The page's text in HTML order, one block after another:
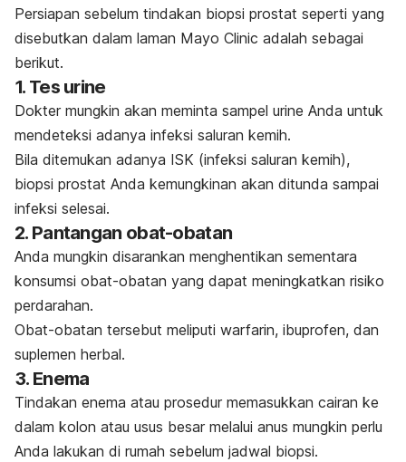
Persiapan sebelum tindakan biopsi prostat seperti yang
disebutkan dalam laman Mayo Clinic adalah sebagai
berikut.
1. Tes urine
Dokter mungkin akan meminta sampel urine Anda untuk
mendeteksi adanya infeksi saluran kemih.
Bila ditemukan adanya ISK (infeksi saluran kemih),
biopsi prostat Anda kemungkinan akan ditunda sampai
infeksi selesai.
2. Pantangan obat-obatan
Anda mungkin disarankan menghentikan sementara
konsumsi obat-obatan yang dapat meningkatkan risiko
perdarahan.
Obat-obatan tersebut meliputi warfarin, ibuprofen, dan
suplemen herbal.
3. Enema
Tindakan enema atau prosedur memasukkan cairan ke
dalam kolon atau usus besar melalui anus mungkin perlu
Anda lakukan di rumah sebelum jadwal biopsi.